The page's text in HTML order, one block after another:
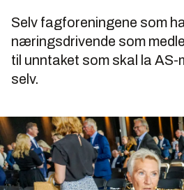
Selv fagforeningene som
næringsdrivende som
til unntaket som skal la AS-
selv.